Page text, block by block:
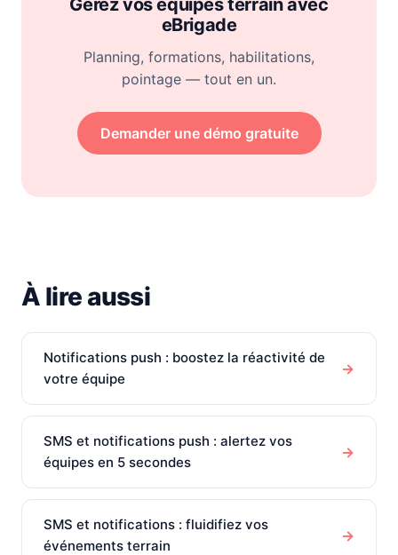
Gérez vos équipes terrain avec
eBrigade
Planning, formations, habilitations,
pointage — tout en un.
Demander une démo gratuite
À lire aussi
Notifications push : boostez la réactivité de
votre équipe
→
SMS et notifications push : alertez vos
équipes en 5 secondes
→
SMS et notifications : fluidifiez vos
événements terrain
→